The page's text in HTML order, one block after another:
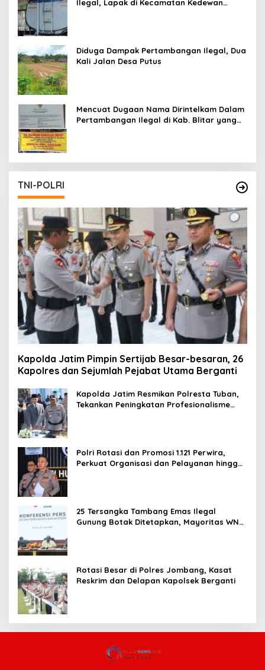
Ilegal, Lapak di Kecamatan Kedewan
Diduga Dampak Pertambangan Ilegal, Dua
Kali Jalan Desa Putus
Mencuat Dugaan Nama Dirintelkam Dalam
Pertambangan Ilegal di Kab. Blitar yang
TNI-POLRI
Kapolda Jatim Pimpin Sertijab Besar-besaran, 26
Kapolres dan Sejumlah Pejabat Utama Berganti
Kapolda Jatim Resmikan Polresta Tuban,
Tekankan Peningkatan Profesionalisme
Polri Rotasi dan Promosi 1.121 Perwira,
Perkuat Organisasi dan Pelayanan hingga
25 Tersangka Tambang Emas Ilegal
Gunung Botak Ditetapkan, Mayoritas WN
Rotasi Besar di Polres Jombang, Kasat
Reskrim dan Delapan Kapolsek Berganti